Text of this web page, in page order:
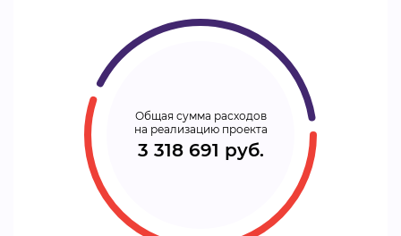
Общая сумма расходов
на реализацию проекта
3 318 691 руб.